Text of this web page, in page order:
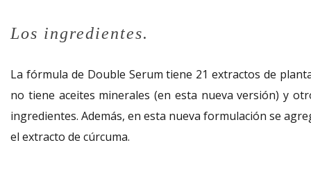
Los ingredientes.
La fórmula de Double Serum tiene 21 extractos de
no tiene aceites minerales (en esta nueva versión) y
ingredientes. Además, en esta nueva formulación se
el extracto de cúrcuma.